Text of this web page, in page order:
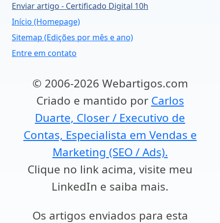
Enviar artigo - Certificado Digital 10h
Início (Homepage)
Sitemap (Edições por mês e ano)
Entre em contato
© 2006-2026 Webartigos.com
Criado e mantido por Carlos
Duarte, Closer / Executivo de
Contas, Especialista em Vendas e
Marketing (SEO / Ads).
Clique no link acima, visite meu
LinkedIn e saiba mais.
Os artigos enviados para esta